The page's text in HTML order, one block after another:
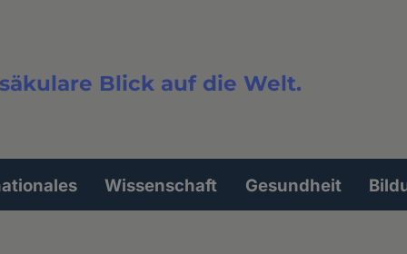
Blick auf die Welt.
Wissenschaft Gesundheit